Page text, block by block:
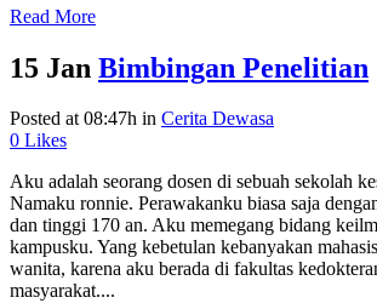
Read More
15 Jan Bimbingan Penelitian
Posted at 08:47h in Cerita Dewasa
0 Likes
Aku adalah seorang dosen di sebuah sekolah
Namaku ronnie. Perawakanku biasa saja
dan tinggi 170 an. Aku memegang bidang
kampusku. Yang kebetulan kebanyakan
wanita, karena aku berada di fakultas
masyarakat....